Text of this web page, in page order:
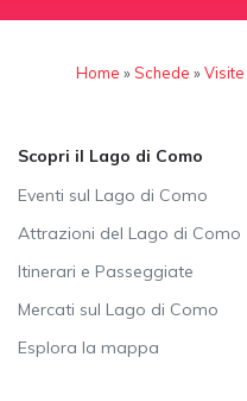
Home »Schede »
Scopri il Lago di Como
Eventi sul Lago di Como
Attrazioni del Lago di Como
Itinerari e Passeggiate
Mercati sul Lago di Como
Esplora la mappa